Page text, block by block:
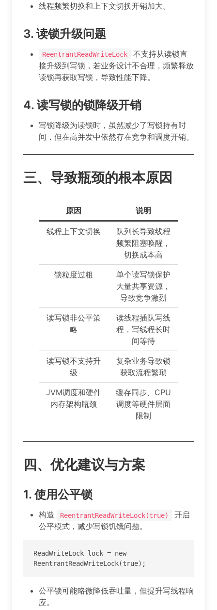
线程频繁切换和上下文切换开销加大。
3. 读锁升级问题
ReentrantReadWriteLock
不支持从读锁直
接升级到写锁，若业务设计不合理，频繁释放
读锁再获取写锁，导致性能下降。
4. 读写锁的锁降级开销
写锁降级为读锁时，虽然减少了写锁持有时
间，但在高并发中依然存在竞争和调度开销。
三、导致瓶颈的根本原因
原因 说明
线程上下文切换
队列长导致线程
频繁阻塞唤醒，
切换成本高
锁粒度过粗
单个读写锁保护
大量共享资源，
导致竞争激烈
读写锁非公平策
略
读线程插队写线
程，写线程长时
间等待
读写锁不支持升
级
复杂业务导致锁
获取流程繁琐
JVM调度和硬件
内存架构瓶颈
缓存同步、CPU
调度等硬件层面
限制
四、优化建议与方案
1.使用公平锁
构造 ReentrantReadWriteLock(true)
开启
公平模式，减少写锁饥饿问题。
ReadWriteLock lock = new
ReentrantReadWriteLock(true);
公平锁可能略微降低吞吐量，但提升写线程响
应。